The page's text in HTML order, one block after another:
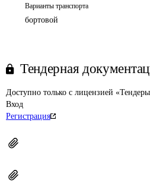
Варианты транспорта
бортовой
Тендерная
Доступно только с лицензией
Вход
Регистрация